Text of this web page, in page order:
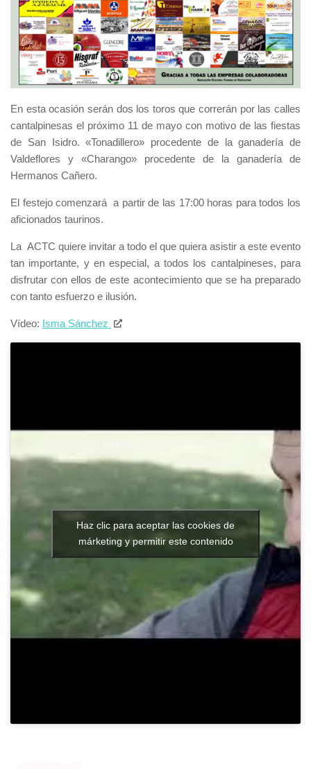
En esta ocasión serán dos los toros que correrán por las calles
cantalpinesas el próximo 11 de mayo con motivo de las fiestas
de San Isidro. «Tonadillero» procedente de la ganadería de
Valdeflores y «Charango» procedente de la ganadería de
Hermanos Cañero.
El festejo comenzará a partir de las 17:00 horas para todos los
aficionados taurinos.
La ACTC quiere invitar a todo el que quiera asistir a este evento
tan importante, y en especial, a todos los cantalpineses, para
disfrutar con ellos de este acontecimiento que se ha preparado
con tanto esfuerzo e ilusión.
Vídeo: Isma Sánchez
Haz clic para aceptar las cookies de
márketing y permitir este contenido